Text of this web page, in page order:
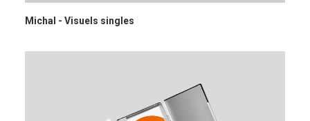
Michal - Visuels singles